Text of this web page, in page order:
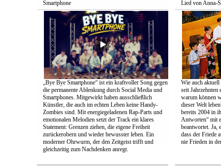
Smartphone
„Bye Bye Smartphone“ ist ein kraftvoller Song gegen
die permanente Ablenkung durch Social Media und
Smartphones. Mitgewirkt haben ausschließlich
Künstler, die auch im echten Leben keine Handy-
Zombies sind. Mit energiegeladenen Rap-Parts und
emotionalen Melodien setzt der Track ein klares
Statement: Grenzen ziehen, die eigene Freiheit
zurückerobern und wieder bewusster leben. Ein
moderner Ohrwurm, der den Zeitgeist trifft und
gleichzeitig zum Nachdenken anregt.
Lied von Anna-
Wie auch
seit Jahrzehnten
warum können
dieser Welt
bereits 2004 in
Antworten“ mit
beantwortet. Ja,
dass der Friede
nie Frieden in